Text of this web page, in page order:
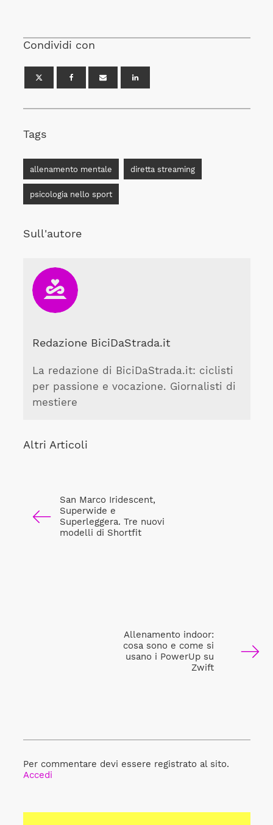
Condividi con
Tags
allenamento mentale diretta streaming
psicologia nello sport
Sull'autore
Redazione BiciDaStrada.it
La redazione di BiciDaStrada.it: ciclisti
per passione e vocazione. Giornalisti di
mestiere
Altri Articoli
San Marco Iridescent,
Superwide e
Superleggera. Tre nuovi
modelli di Shortfit
Allenamento indoor:
cosa sono e come si
usano i PowerUp su
Zwift
Per commentare devi essere registrato al sito.
Accedi